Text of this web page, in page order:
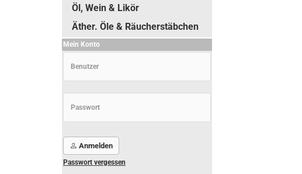
Öl, Wein & Likör
Äther. Öle & Räucherstäbchen
Mein Konto
Anmelden
Passwort vergessen